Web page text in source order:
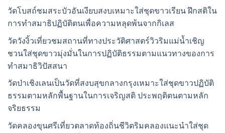
วัดโบสถ์ชมสระบัวอันเงียบสงบเหมาะใส่ชุดขาวเรียน ฝึกสติใน
การทำสมาธิปฏิบัติตนเพื่อความหลุดพ้นจากกิเลส
วัดวังงิ้วเที่ยวชมสถานที่ทางประวัติศาสตร์วิวริมแม่น้ำเชิญ
ชวนใส่ชุดขาวมุ่งมั่นในการปฏิบัติธรรมตามแนวทางของการ
ทำสมาธิวิปัสสนา
วัดป่าเชิงเลนเป็นวัดที่สงบสุขกลางกรุงเหมาะใส่ชุดขาวปฏิบัติ
ธรรมตามหลักพื้นฐานในการเจริญสติ ประพฤติตนตามหลัก
จริยธรรม
วัดคลองขุนศรีเที่ยวตลาดท้องถิ่นชีวิตริมคลองแนะนำใส่ชุด